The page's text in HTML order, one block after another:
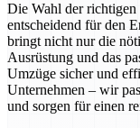
Die Wahl der
entscheidend für den
bringt nicht nur die
Ausrüstung und das
Umzüge sicher und
Unternehmen – wir
und sorgen für einen